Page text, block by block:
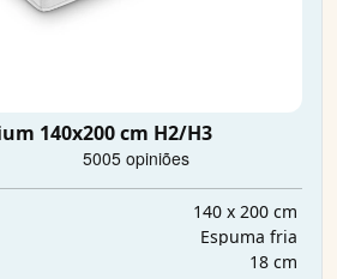
140x200 cm H2/H3
140 x 200 cm
Espuma fria
18 cm